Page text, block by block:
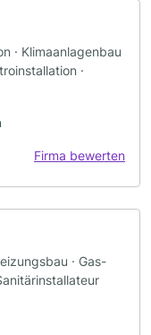
· Klimaanlagenbau
·
Firma bewerten
· Gas-